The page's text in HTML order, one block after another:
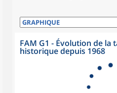
FAM G1 - Évolution de la
historique depuis 1968